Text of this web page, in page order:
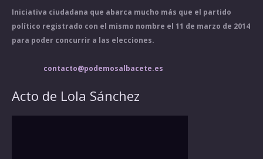
Iniciativa ciudadana que abarca mucho más que el partido
político registrado con el mismo nombre el 11 de marzo de 2014
para poder concurrir a las elecciones.
contacto@podemosalbacete.es
Acto de Lola Sánchez